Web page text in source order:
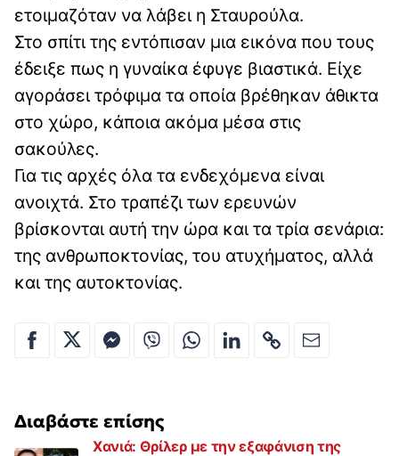
ετοιμαζόταν να λάβει η Σταυρούλα.
Στο σπίτι της εντόπισαν μια εικόνα που τους
έδειξε πως η γυναίκα έφυγε βιαστικά. Είχε
αγοράσει τρόφιμα τα οποία βρέθηκαν άθικτα
στο χώρο, κάποια ακόμα μέσα στις
σακούλες.
Για τις αρχές όλα τα ενδεχόμενα είναι
ανοιχτά. Στο τραπέζι των ερευνών
βρίσκονται αυτή την ώρα και τα τρία σενάρια:
της ανθρωποκτονίας, του ατυχήματος, αλλά
και της αυτοκτονίας.
Διαβάστε επίσης
Χανιά: Θρίλερ με την εξαφάνιση της